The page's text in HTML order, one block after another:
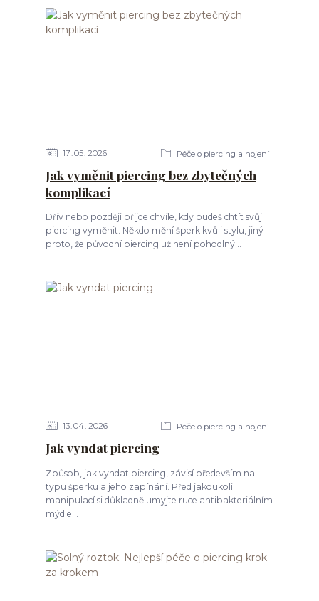
17 05 2026 Péče o piercing a hojení
Jak vyměnit piercing bez zbytečných
komplikací
Dřív nebo později přijde chvíle, kdy budeš chtít svůj
piercing vyměnit. Někdo mění šperk kvůli stylu, jiný
proto, že původní piercing už není pohodlný...
13 04 2026 Péče o piercing a hojení
Jak vyndat piercing
Způsob, jak vyndat piercing, závisí především na
typu šperku a jeho zapínání. Před jakoukoli
manipulací si důkladně umyjte ruce antibakteriálním
mýdle...